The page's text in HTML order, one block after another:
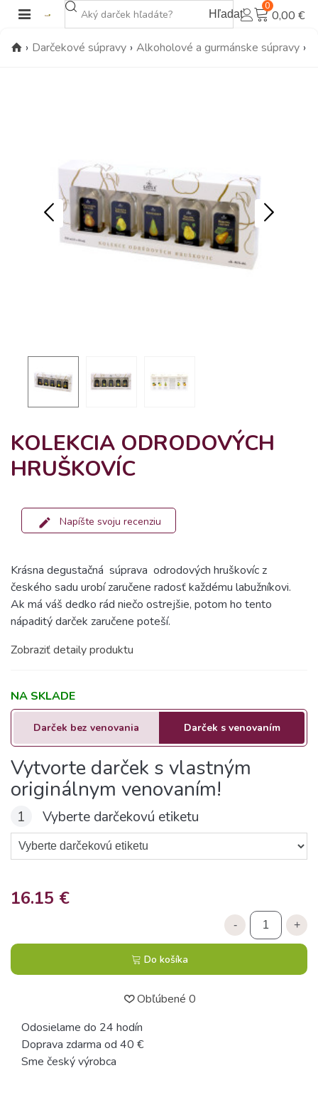
Hľadať
0
0,00 €
› Darčekové súpravy › Alkoholové a gurmánske súpravy ›
KOLEKCIA ODRODOVÝCH
HRUŠKOVÍC
Napíšte svoju recenziu
Krásna degustačná súprava odrodových hruškovíc z
českého sadu urobí zaručene radosť každému labužníkovi.
Ak má váš dedko rád niečo ostrejšie, potom ho tento
nápaditý darček zaručene poteší.
Zobraziť detaily produktu
NA SKLADE
16.15 €
- +
Do košíka
Darček bez venovania Darček s venovaním
Vytvorte darček s vlastným
originálnym venovaním!
1 Vyberte darčekovú etiketu
Obľúbené 0
Odosielame do 24 hodín
Doprava zdarma od 40 €
Sme český výrobca